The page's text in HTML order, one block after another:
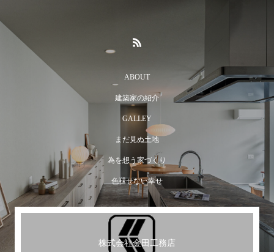
ABOUT
建築家の紹介
GALLEY
まだ見ぬ土地
為を想う家づくり
色褪せない幸せ
株式会社金田工務店